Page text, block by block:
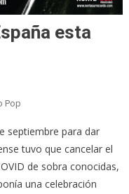
esta
Pop
septiembre para dar
tuvo que cancelar el
de sobra conocidas,
una celebración